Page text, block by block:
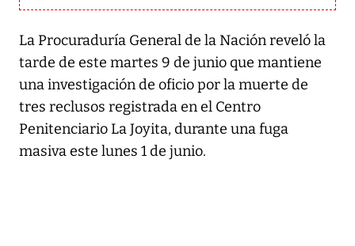
La Procuraduría General de la Nación reveló la
tarde de este martes 9 de junio que mantiene
una investigación de oficio por la muerte de
tres reclusos registrada en el Centro
Penitenciario La Joyita, durante una fuga
masiva este lunes 1 de junio.